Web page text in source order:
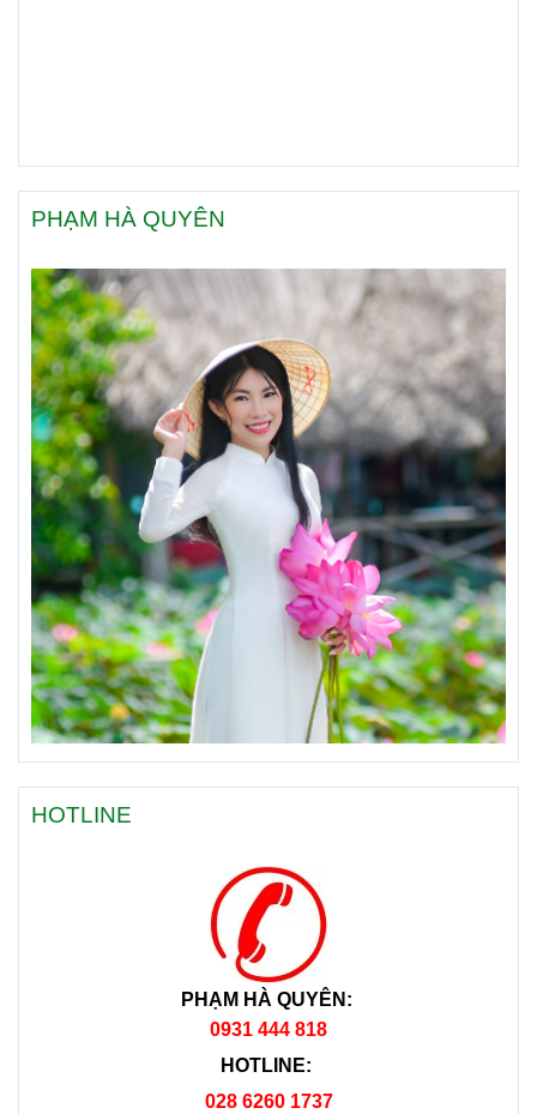
PHẠM HÀ QUYÊN
HOTLINE
PHẠM HÀ QUYÊN:
0931 444 818
HOTLINE:
028 6260 1737